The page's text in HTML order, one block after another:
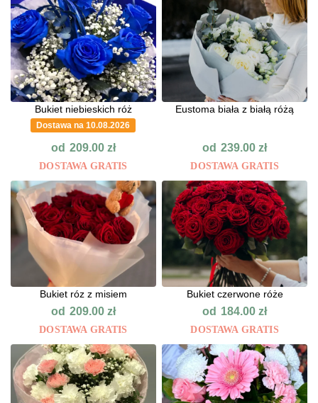
Bukiet niebieskich róż
Dostawa na 10.08.2026
od 209.00 zł
DOSTAWA GRATIS
Eustoma biała z białą różą
od 239.00zł
DOSTAWA GRATIS
Bukiet róz z misiem
od 209.00 zł
DOSTAWA GRATIS
Bukiet czerwone róże
od 184.00zł
DOSTAWA GRATIS